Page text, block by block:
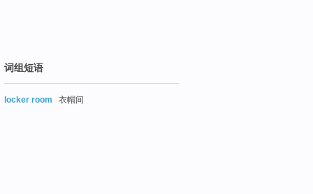
词组短语
locker room 衣帽间